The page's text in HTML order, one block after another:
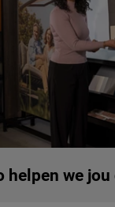
helpen we